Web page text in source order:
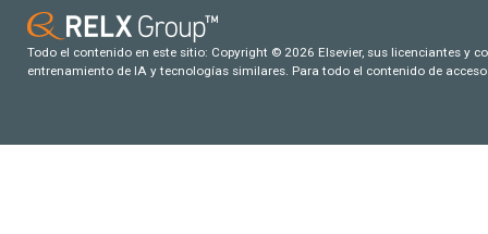
Todo el contenido en este sitio: Copyright © 2026 Elsevier, sus licenciantes y
entrenamiento de IA y tecnologías similares. Para todo el contenido de